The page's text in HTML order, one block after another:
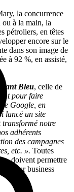
la concurrence
ou à la main, la
pétroliers, en têtes
encore sur le
dans son image de
à 92 %, en assisté,
Bleu, celle de
pour faire
Google, en
lancé un site
transformé notre
adhérents
des campagnes
etc. ». Toutes
doivent permettre
leur business